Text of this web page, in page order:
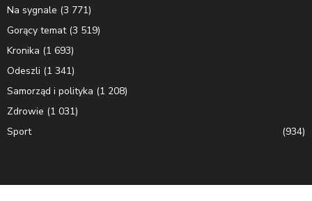
Na sygnale (3 771)
Gorący temat(3 519)
Kronika (1 693)
Odeszli (1 341)
Samorząd i polityka (1 208)
Zdrowie (1 031)
Sport
(934)